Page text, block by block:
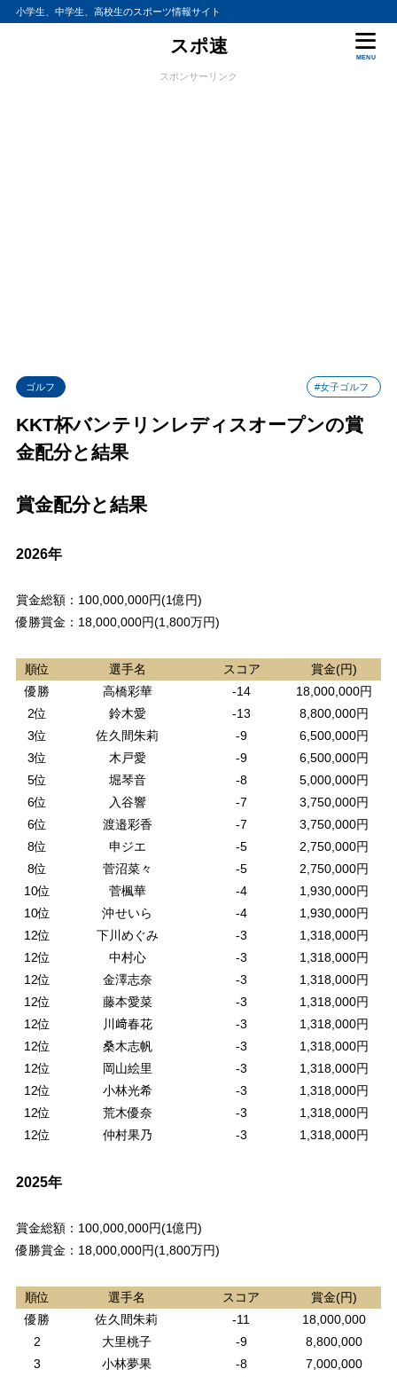
小学生、中学生、高校生のスポーツ情報サイト
スポ速
MENU
スポンサーリンク
ゴルフ #女子ゴルフ
KKT杯バンテリンレディスオープンの賞
金配分と結果
賞金配分と結果
2026年
賞金総額：100,000,000円(1億円)
優勝賞金：18,000,000円(1,800万円)
順位 選手名 スコア
賞金(円)
優勝
高橋彩華 -14
18,000,000円
2位
鈴木愛 -13
8,800,000円
3位
佐久間朱莉 -9
6,500,000円
3位
木戸愛 -9
6,500,000円
5位
堀琴音 -8
5,000,000円
6位
入谷響 -7
3,750,000円
6位
渡邉彩香 -7
3,750,000円
8位
申ジエ -5
2,750,000円
8位
菅沼菜々 -5
2,750,000円
10位
菅楓華 -4
1,930,000円
10位
沖せいら -4
1,930,000円
12位
下川めぐみ -3
1,318,000円
12位
中村心 -3
1,318,000円
12位
金澤志奈 -3
1,318,000円
12位
藤本愛菜 -3
1,318,000円
12位
川﨑春花 -3
1,318,000円
12位
桑木志帆 -3
1,318,000円
12位
岡山絵里 -3
1,318,000円
12位
小林光希 -3
1,318,000円
12位
荒木優奈 -3
1,318,000円
12位
仲村果乃 -3 1,318,000円
2025年
賞金総額：100,000,000円(1億円)
優勝賞金：18,000,000円(1,800万円)
順位 選手名 スコア
賞金(円)
優勝
佐久間朱莉 -11
18,000,000
2
大里桃子 -9
8,800,000
3
小林夢果 -8
7,000,000